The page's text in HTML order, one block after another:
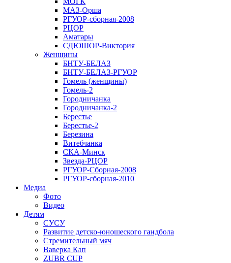
МАЗ-Орша
РГУОР-сборная-2008
РЦОР
Аматары
СДЮШОР-Виктория
Женщины
БНТУ-БЕЛАЗ
БНТУ-БЕЛАЗ-РГУОР
Гомель (женщины)
Гомель-2
Городничанка
Городничанка-2
Берестье
Берестье-2
Березина
Витебчанка
СКА-Минск
Звезда-РЦОР
РГУОР-Сборная-2008
РГУОР-сборная-2010
Медиа
Фото
Видео
Детям
СУСУ
Развитие детско-юношеского гандбола
Стремительный мяч
Ваверка Кап
ZUBR CUP